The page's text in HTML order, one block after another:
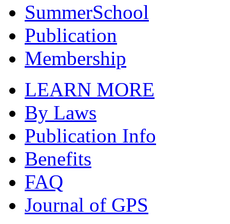
SummerSchool
Publication
Membership
LEARN MORE
By Laws
Publication Info
Benefits
FAQ
Journal of GPS